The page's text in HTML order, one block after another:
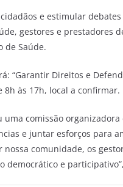
e estimular
gestores e prestadores
de Saúde.
“Garantir Direitos e
8h às 17h, local a confirmar.
comissão
e juntar esforços para
comunidade, os
democrático e